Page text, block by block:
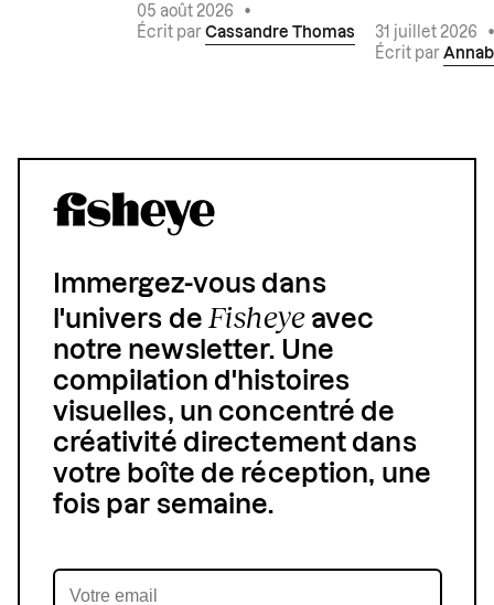
05 août 2026
•
Écrit par Cassandre Thomas 31 juillet 2026
Écrit par
Immergez-vous dans
l'univers deFisheyeavec
notre newsletter. Une
compilation d'histoires
visuelles, un concentré de
créativité directement dans
votre boîte de réception, une
fois par semaine.